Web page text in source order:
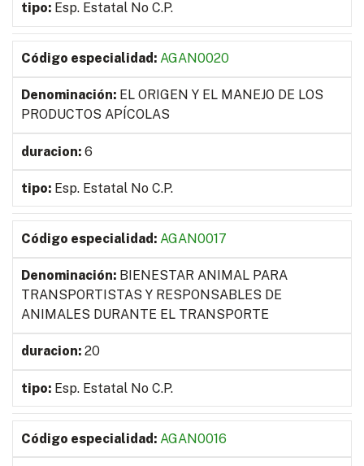
Esp. Estatal No C.P.
AGAN0020
EL ORIGEN Y EL MANEJO DE LOS
PRODUCTOS APÍCOLAS
6
Esp. Estatal No C.P.
AGAN0017
BIENESTAR ANIMAL PARA
TRANSPORTISTAS Y RESPONSABLES DE
ANIMALES DURANTE EL TRANSPORTE
20
Esp. Estatal No C.P.
AGAN0016